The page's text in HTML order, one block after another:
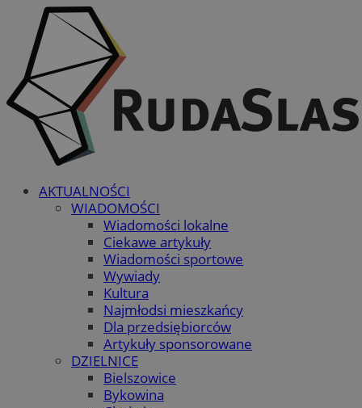
AKTUALNOŚCI
WIADOMOŚCI
Wiadomości lokalne
Ciekawe artykuły
Wiadomości sportowe
Wywiady
Kultura
Najmłodsi mieszkańcy
Dla przedsiębiorców
Artykuły sponsorowane
DZIELNICE
Bielszowice
Bykowina